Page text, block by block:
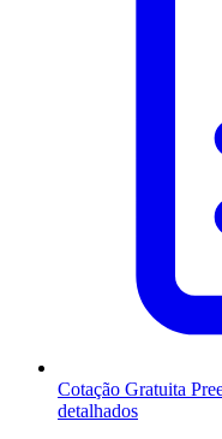
Cotação Gratuita
detalhados